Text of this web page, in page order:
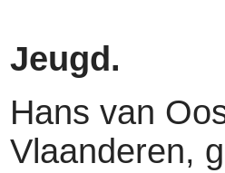
Jeugd.
Hans van
Vlaanderen,